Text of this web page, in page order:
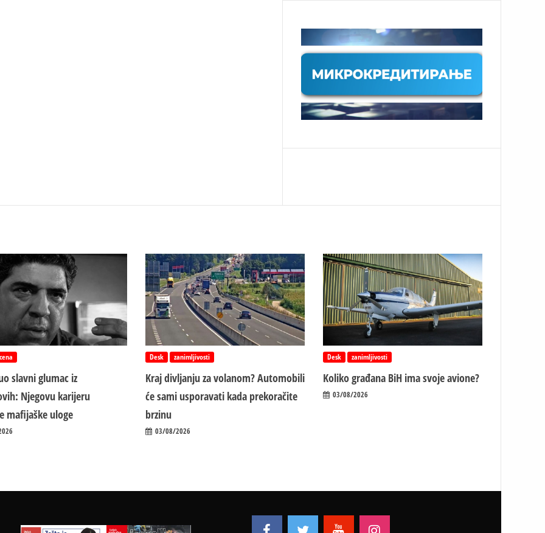
slavni glumac iz
Njegovu karijeru
mafijaške uloge
Desk zanimljivosti
Kraj divljanju za volanom? Automobili
će sami usporavati kada prekoračite
brzinu
03/08/2026
Desk zanimljivosti
Koliko građana BiH ima svoje avione?
03/08/2026